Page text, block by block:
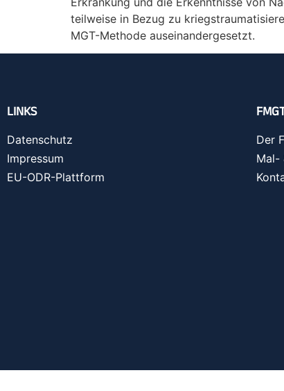
teilweise in Bezug zu
MGT-Methode auseinandergesetzt.
LINKS
Datenschutz
Impressum
EU-ODR-Plattform
Der
Mal-